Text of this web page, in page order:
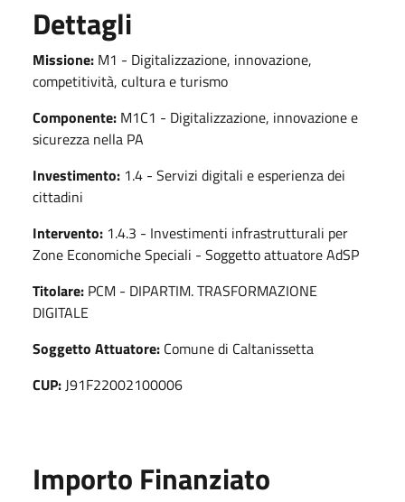
Dettagli
Missione: M1 - Digitalizzazione, innovazione,
competitività, cultura e turismo
Componente: M1C1 - Digitalizzazione, innovazione e
sicurezza nella PA
Investimento: 1.4 - Servizi digitali e esperienza dei
cittadini
Intervento: 1.4.3 - Investimenti infrastrutturali per
Zone Economiche Speciali - Soggetto attuatore AdSP
Titolare: PCM - DIPARTIM. TRASFORMAZIONE
DIGITALE
Soggetto Attuatore: Comune di Caltanissetta
CUP: J91F22002100006
Importo Finanziato